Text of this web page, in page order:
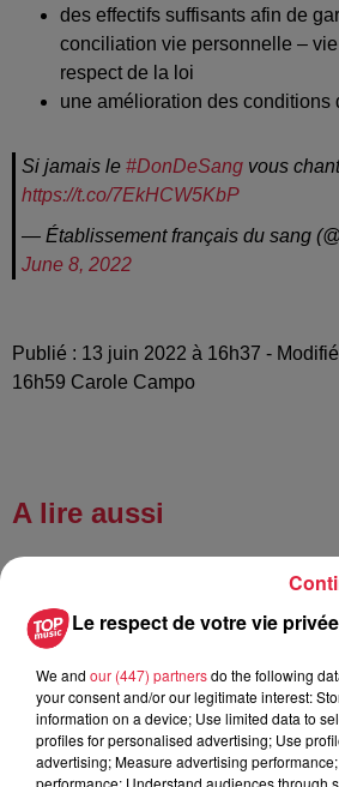
des effectifs suffisants afin de
conciliation vie personnelle –
respect de la loi
une amélioration des conditions
Si jamais le #DonDeSang vous
https://t.co/7EkHCW5KbP
— Établissement français du sang
June 8, 2022
Publié : 13 juin 2022 à 16h37 -
16h59 Carole Campo
A lire aussi
robinets
6 août 2026
Tags antisémites
Le respect de votre vie
We and our (447) partnersdo the following
your consent and/or our legitimate interest:
information on a device; Use limited data to
profiles for personalised advertising; Use
advertising; Measure advertising
performance; Understand audiences through